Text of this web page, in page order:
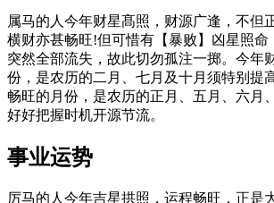
属马的人今年财星髙照，财源广逢，不但
横财亦甚畅旺!但可惜有【暴败】凶星照命
突然全部流失，故此切勿孤注一掷。今年
份，是农历的二月、七月及十月须特别提
畅旺的月份，是农历的正月、五月、六月
好好把握时机开源节流。
事业运势
厉马的人今年吉星拱照，运程畅旺，正是